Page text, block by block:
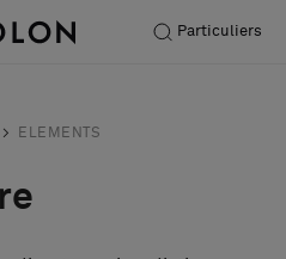
Particuliers
ELEMENTS